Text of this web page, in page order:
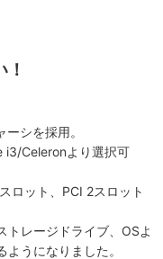
シを採用。
Celeronより選択可
ロット、PCI 2スロット
レージドライブ、OSよ
うになりました。